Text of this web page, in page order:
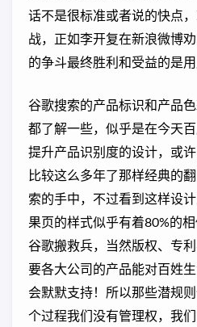
话不是很标准或者说的快点
战，正如李开复在新浪微博
的争斗最终胜利和受益的是用
谷歌搜索的产品标识和产品
都了解一些，似乎是在今天
提升产品识别度的设计，或
比较这么多年了那样经典的
索的手中，不过看到这样设
果页的样式似乎有着80%的
谷歌搬救兵，当然版权、专
要各大公司的产品能对百姓
会默默支持！所以那些潜规
个过程我们没有管理权，我